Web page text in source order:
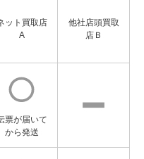
ット買取店
A
他社店頭買取
店Ｂ
票が届いて
から発送